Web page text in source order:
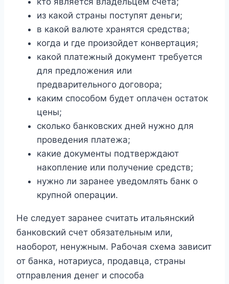
из какой страны поступят деньги;
в какой валюте хранятся средства;
когда и где произойдет конвертация;
какой платежный документ требуется
для предложения или
предварительного договора;
каким способом будет оплачен остаток
цены;
сколько банковских дней нужно для
проведения платежа;
какие документы подтверждают
накопление или получение средств;
нужно ли заранее уведомлять банк о
крупной операции.
Не следует заранее считать итальянский
банковский счет обязательным или,
наоборот, ненужным. Рабочая схема зависит
от банка, нотариуса, продавца, страны
отправления денег и способа